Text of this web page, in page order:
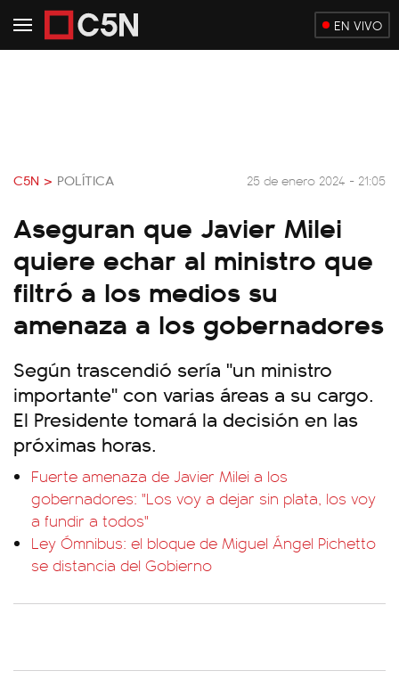
EN VIVO
C5N > POLÍTICA 25 de enero 2024 - 21:05
Aseguran que Javier Milei
quiere echar al ministro que
filtró a los medios su
amenaza a los gobernadores
Según trascendió sería "un ministro
importante" con varias áreas a su cargo.
El Presidente tomará la decisión en las
próximas horas.
Fuerte amenaza de Javier Milei a los
gobernadores: "Los voy a dejar sin plata, los voy
a fundir a todos"
Ley Ómnibus: el bloque de Miguel Ángel Pichetto
se distancia del Gobierno